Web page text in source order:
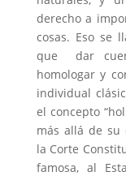
derecho a
cosas. Eso se
que dar
homologar y
individual
el concepto
más allá de su
la Corte
famosa, al